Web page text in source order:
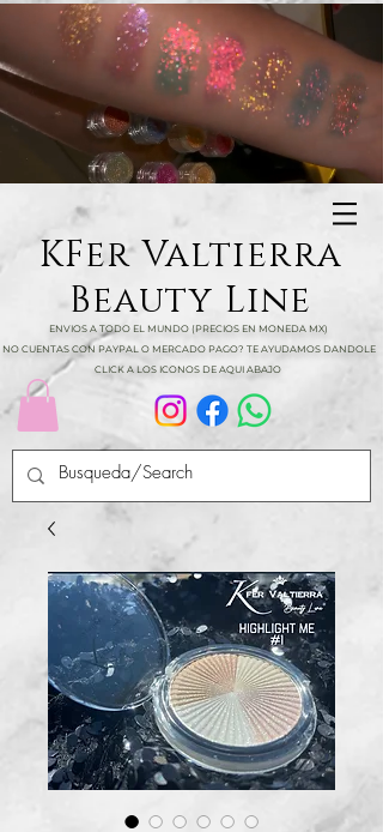
KFer Valtierra
Beauty Line
ENVIOS A TODO EL MUNDO (PRECIOS EN MONEDA MX)
NO CUENTAS CON PAYPAL O MERCADO PAGO? TE AYUDAMOS DANDOLE
CLICK A LOS ICONOS DE AQUI ABAJO